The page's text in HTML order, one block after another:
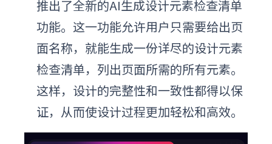
推出了全新的AI生成设计元素检查清单
功能。这一功能允许用户只需要给出页
面名称，就能生成一份详尽的设计元素
检查清单，列出页面所需的所有元素。
这样，设计的完整性和一致性都得以保
证，从而使设计过程更加轻松和高效。